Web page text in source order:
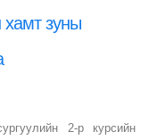
хамт зуны
2-р курсийн